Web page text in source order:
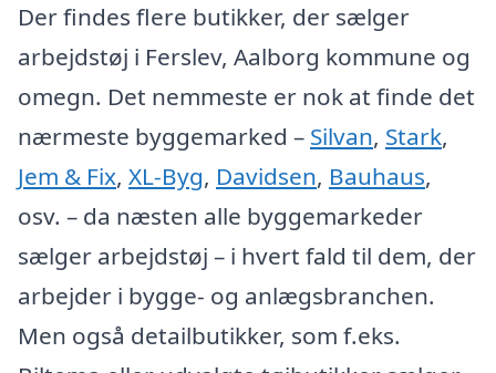
Der findes flere butikker, der sælger
arbejdstøj i Ferslev, Aalborg kommune og
omegn. Det nemmeste er nok at finde det
nærmeste byggemarked – Silvan, Stark,
Jem & Fix, XL-Byg, Davidsen, Bauhaus,
osv. – da næsten alle byggemarkeder
sælger arbejdstøj – i hvert fald til dem, der
arbejder i bygge- og anlægsbranchen.
Men også detailbutikker, som f.eks.